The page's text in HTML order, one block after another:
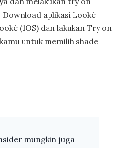
aplikasi Looké
(1OS) dan lakukan Try on
untuk memilih shade
mungkin juga